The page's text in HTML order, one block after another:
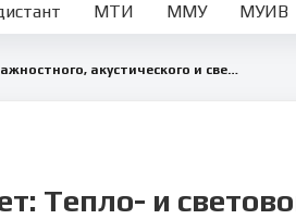
МТИ ММУ МУИВ
Отчет об изучении тепло‑влажностного, акустического и светового режимов помещений
Тепло- и